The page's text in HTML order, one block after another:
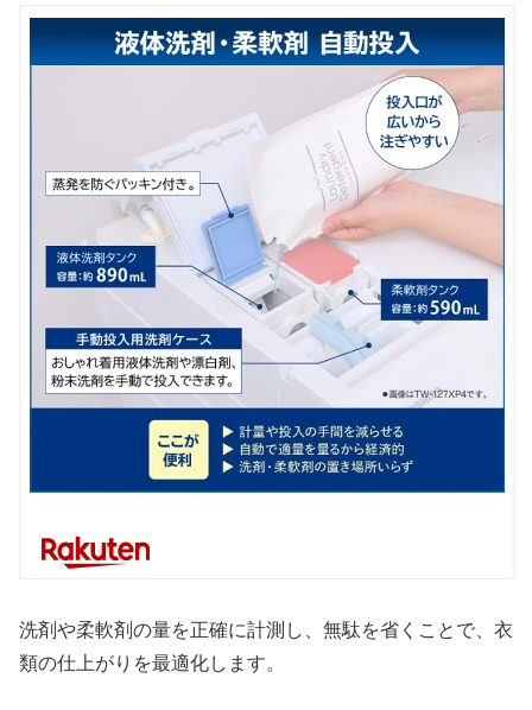
洗剤や柔軟剤の量を正確に計測し、無駄を省くことで、衣
類の仕上がりを最適化します。